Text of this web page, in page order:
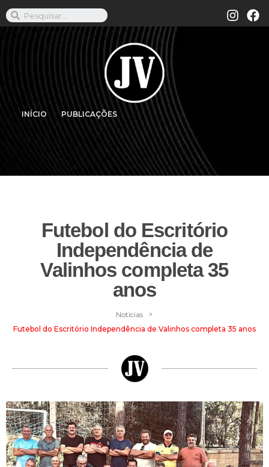
INÍCIO PUBLICAÇÕES
Futebol do Escritório
Independência de
Valinhos completa 35
anos
Notícias >
Futebol do Escritório Independência de Valinhos completa 35 anos